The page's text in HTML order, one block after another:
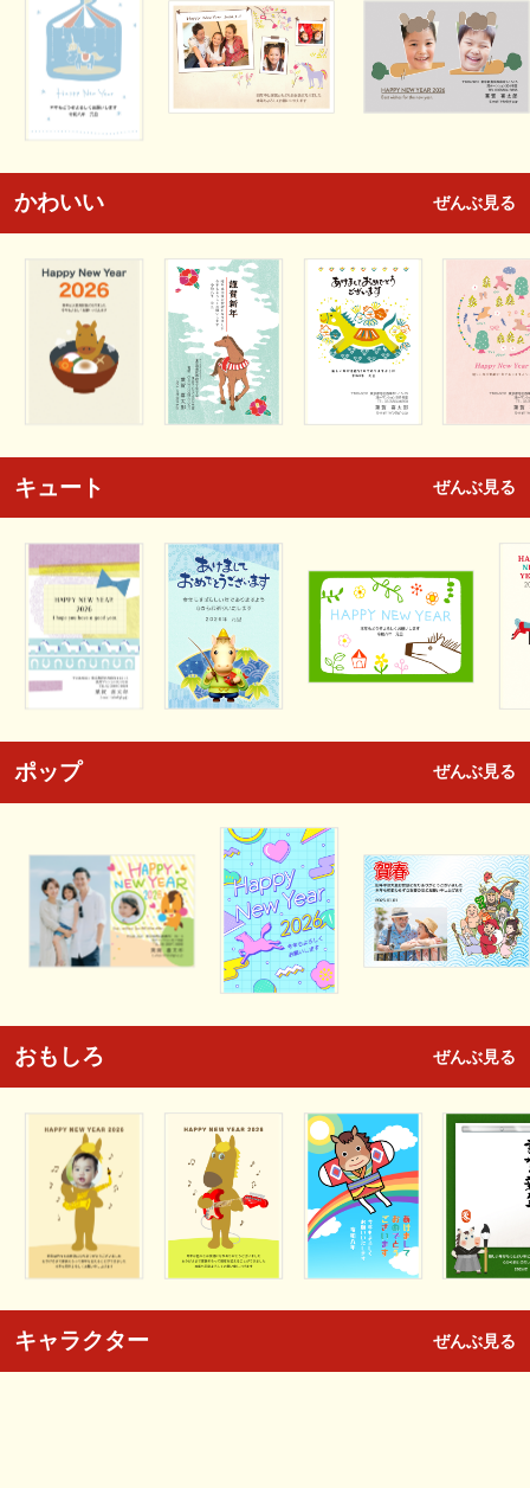
かわいい ぜんぶ見る
キュート ぜんぶ見る
ポップ ぜんぶ見る
おもしろ ぜんぶ見る
キャラクター ぜんぶ見る